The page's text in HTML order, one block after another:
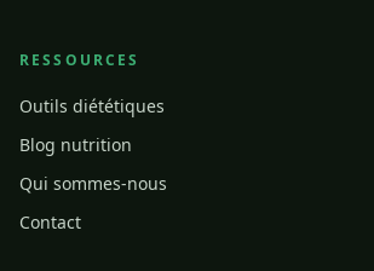
RESSOURCES
Outils diététiques
Blog nutrition
Qui sommes-nous
Contact